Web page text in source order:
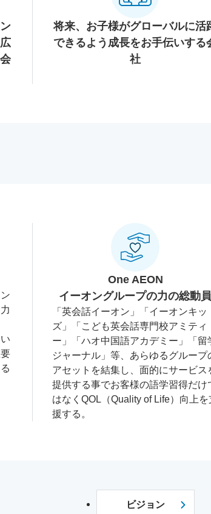
将来、お子様がグローバルに活
できるよう成長をお手伝いする
社
One AEON
イーオングループの力の総動員
「英会話イーオン」「イーオンキッ
ズ」「こども英会話専門校アミティ
ー」「ハオ中国語アカデミー」「留
ジャーナル」等、あらゆるグループ
アセットを結集し、面的にサービス
提供する事でお客様の語学習得だけ
はなくQOL（Quality of Life）向上を
援する。
ビジョン